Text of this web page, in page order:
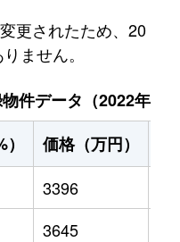
更されたため、20
ません。
件データ（2022年11
価格（万円）
3396
3645